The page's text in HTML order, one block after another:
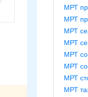
МРТ
МРТ
МРТ
МРТ
МРТ
МРТ
МРТ
МРТ